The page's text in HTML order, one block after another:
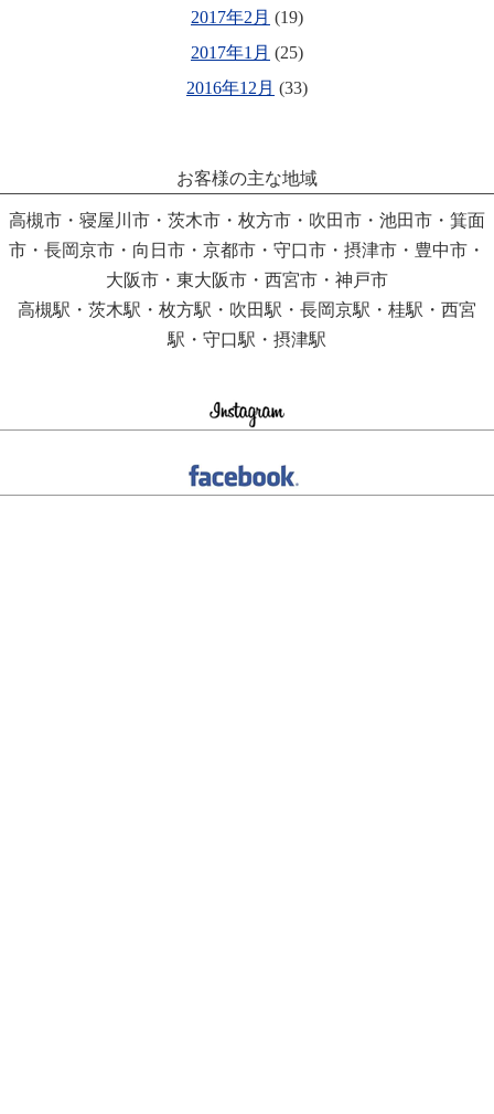
2017年2月 (19)
2017年1月 (25)
2016年12月 (33)
お客様の主な地域
高槻市・寝屋川市・茨木市・枚方市・吹田市・池田市・箕面
市・長岡京市・向日市・京都市・守口市・摂津市・豊中市・
大阪市・東大阪市・西宮市・神戸市
高槻駅・茨木駅・枚方駅・吹田駅・長岡京駅・桂駅・西宮
駅・守口駅・摂津駅